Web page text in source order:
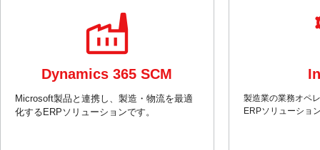
Dynamics 365 SCM
Microsoft製品と連携し、製造・物流を最適
化するERPソリューションです。
製造業の業務オペ
ERPソリューショ